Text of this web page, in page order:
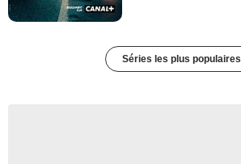
Séries les plus populaires